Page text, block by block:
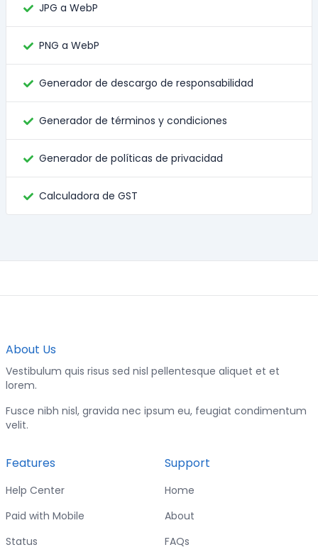
JPG a WebP
PNG a WebP
Generador de descargo de responsabilidad
Generador de términos y condiciones
Generador de políticas de privacidad
Calculadora de GST
About Us
Vestibulum quis risus sed nisl pellentesque aliquet et et
lorem.
Fusce nibh nisl, gravida nec ipsum eu, feugiat condimentum
velit.
Features
Help Center
Paid with Mobile
Status
Support
Home
About
FAQs